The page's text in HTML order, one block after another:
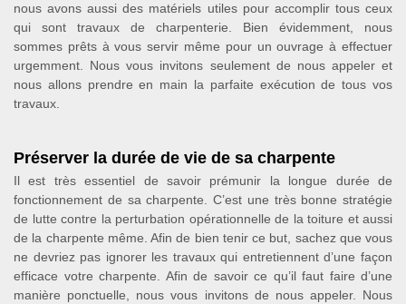
nous avons aussi des matériels utiles pour accomplir tous ceux
qui sont travaux de charpenterie. Bien évidemment, nous
sommes prêts à vous servir même pour un ouvrage à effectuer
urgemment. Nous vous invitons seulement de nous appeler et
nous allons prendre en main la parfaite exécution de tous vos
travaux.
Préserver la durée de vie de sa charpente
Il est très essentiel de savoir prémunir la longue durée de
fonctionnement de sa charpente. C’est une très bonne stratégie
de lutte contre la perturbation opérationnelle de la toiture et aussi
de la charpente même. Afin de bien tenir ce but, sachez que vous
ne devriez pas ignorer les travaux qui entretiennent d’une façon
efficace votre charpente. Afin de savoir ce qu’il faut faire d’une
manière ponctuelle, nous vous invitons de nous appeler. Nous